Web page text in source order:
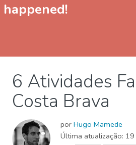
Museu & Arte Natureza e ar
6 Atividades
Costa Brava
por Hugo Mamede
Última atualização: